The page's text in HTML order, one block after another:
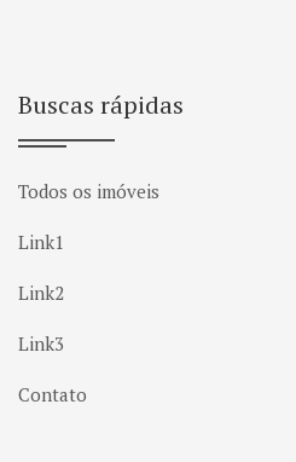
Buscas rápidas
Todos os imóveis
Link1
Link2
Link3
Contato